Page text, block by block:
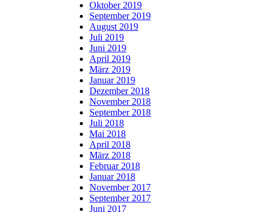
Oktober 2019
September 2019
August 2019
Juli 2019
Juni 2019
April 2019
März 2019
Januar 2019
Dezember 2018
November 2018
September 2018
Juli 2018
Mai 2018
April 2018
März 2018
Februar 2018
Januar 2018
November 2017
September 2017
Juni 2017